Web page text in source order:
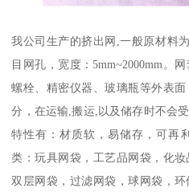
我公司生产的挤出网,一般原材料
目网孔，宽度：5mm~2000mm。
螺栓、精密仪器、玻璃瓶等外表
分，在运输,搬运,以及储存时不会
特性有：材质软，易储存，可再
类：玩具网袋，工艺品网袋，化
双层网袋，过滤网袋，球网袋，